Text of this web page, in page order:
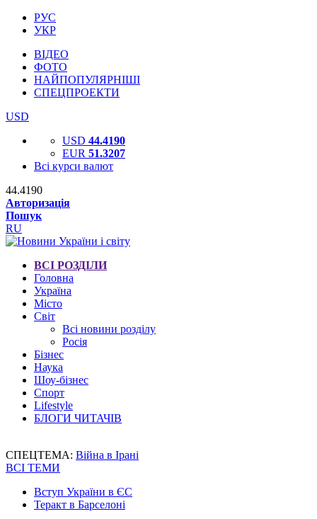
РУС
УКР
ВІДЕО
ФОТО
НАЙПОПУЛЯРНІШІ
СПЕЦПРОЕКТИ
USD
USD 44.4190
EUR 51.3207
Всі курси валют
44.4190
Авторизація
Пошук
RU
ВСІ РОЗДІЛИ
Головна
Україна
Місто
Світ
Всі новини розділу
Росія
Бізнес
Наука
Шоу-бізнес
Спорт
Lifestyle
БЛОГИ ЧИТАЧІВ
СПЕЦТЕМА: Війна в Ірані
ВСІ ТЕМИ
Вступ України в ЄС
Теракт в Барселоні